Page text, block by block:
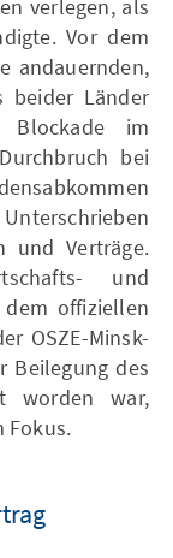
verlegen, als
Vor dem
andauernden,
beider Länder
Blockade im
bei
und Verträge.
und
offiziellen
OSZE-Minsk-
Beilegung des
worden war,
Fokus.